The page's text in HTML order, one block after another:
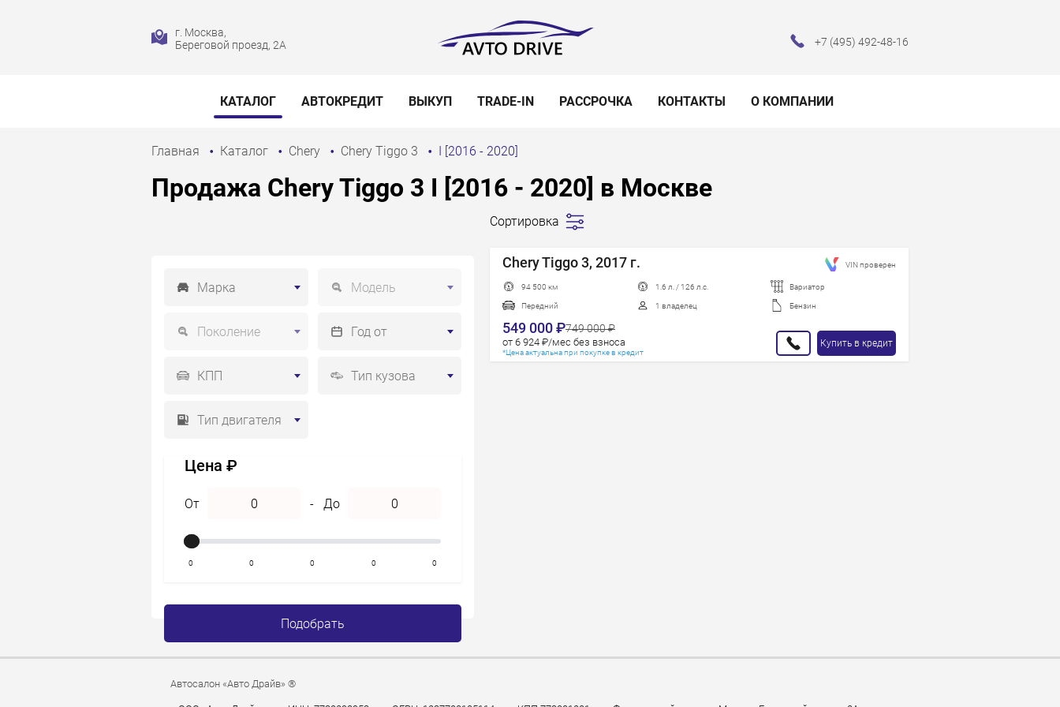
г. Москва,
Береговой проезд, 2А
+7 (495) 492-48-16
КАТАЛОГ АВТОКРЕДИТ ВЫКУП TRADE-IN РАССРОЧКА КОНТАКТЫ О КОМПАНИИ
Главная Каталог Chery Chery Tiggo 3 I [2016 - 2020]
Продажа Chery Tiggo 3 I [2016 - 2020] в Москве
Сортировка
дешевле
дороже
Пробег
Год новее
Год старше
Chery Tiggo 3, 2017 г.
94 500 км 1.6 л. / 126 л.с. Вариатор
Передний 1 владелец Бензин
549 000 ₽749 000 ₽
от 6 924 ₽/мес без взноса
*Цена актуальна при покупке в кредит
Купить в кредит
VIN проверен
Марка Модель
Поколение Год от
КПП Тип кузова
Тип двигателя
Цена ₽
От - До
0 0 0 0 0
Подобрать
Автосалон «Авто Драйв» ®